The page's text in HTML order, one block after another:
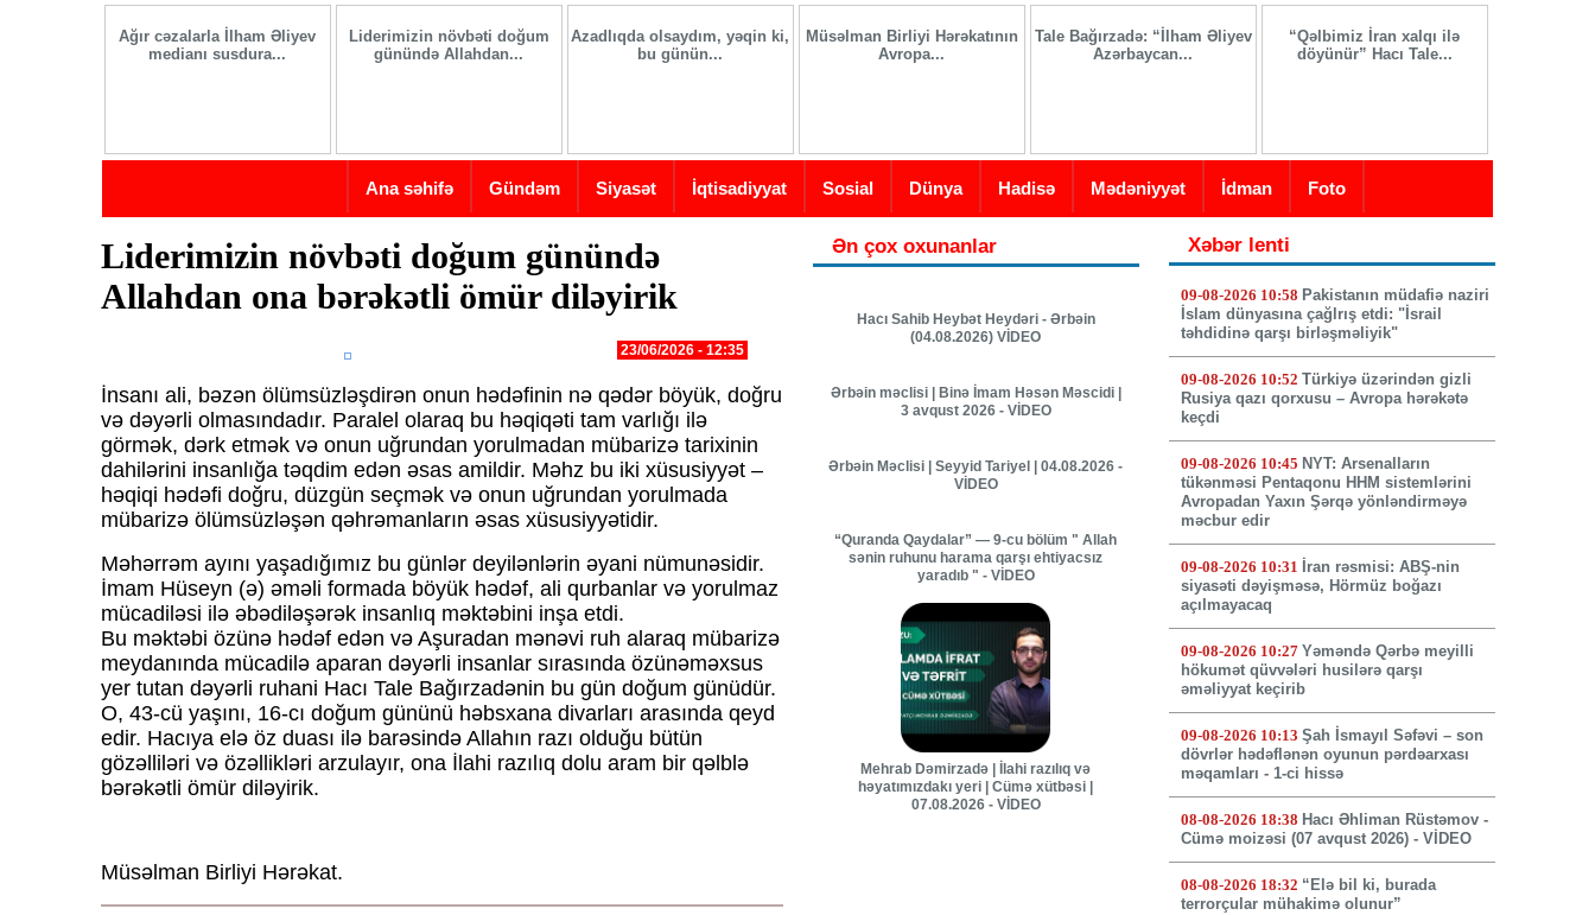
Skip to main content
Ağır cəzalarla İlham Əliyev
medianı susdura...
Liderimizin növbəti doğum
günündə Allahdan...
Azadlıqda olsaydım, yəqin ki,
bu günün...
Müsəlman Birliyi Hərəkatının
Avropa...
Tale Bağırzadə: “İlham Əliyev
Azərbaycan...
“Qəlbimiz İran xalqı ilə
döyünür” Hacı Tale...
Ana səhifə Gündəm Siyasət İqtisadiyyat Sosial Dünya Hadisə Mədəniyyət İdman Foto
Liderimizin növbəti doğum günündə
Allahdan ona bərəkətli ömür diləyirik
23/06/2026 - 12:35
İnsanı ali, bəzən ölümsüzləşdirən onun hədəfinin nə qədər böyük, doğru
və dəyərli olmasındadır. Paralel olaraq bu həqiqəti tam varlığı ilə
görmək, dərk etmək və onun uğrundan yorulmadan mübarizə tarixinin
dahilərini insanlığa təqdim edən əsas amildir. Məhz bu iki xüsusiyyət –
həqiqi hədəfi doğru, düzgün seçmək və onun uğrundan yorulmada
mübarizə ölümsüzləşən qəhrəmanların əsas xüsusiyyətidir.
Məhərrəm ayını yaşadığımız bu günlər deyilənlərin əyani nümunəsidir.
İmam Hüseyn (ə) əməli formada böyük hədəf, ali qurbanlar və yorulmaz
mücadiləsi ilə əbədiləşərək insanlıq məktəbini inşa etdi.
Bu məktəbi özünə hədəf edən və Aşuradan mənəvi ruh alaraq mübarizə
meydanında mücadilə aparan dəyərli insanlar sırasında özünəməxsus
yer tutan dəyərli ruhani Hacı Tale Bağırzadənin bu gün doğum günüdür.
O, 43-cü yaşını, 16-cı doğum gününü həbsxana divarları arasında qeyd
edir. Hacıya elə öz duası ilə barəsində Allahın razı olduğu bütün
gözəlliləri və özəllikləri arzulayır, ona İlahi razılıq dolu aram bir qəlblə
bərəkətli ömür diləyirik.
Müsəlman Birliyi Hərəkat.
Ən çox oxunanlar
Hacı Sahib Heybət Heydəri - Ərbəin
(04.08.2026) VİDEO
Ərbəin məclisi | Binə İmam Həsən Məscidi |
3 avqust 2026 - VİDEO
Ərbəin Məclisi | Seyyid Tariyel | 04.08.2026 -
VİDEO
“Quranda Qaydalar” — 9-cu bölüm " Allah
sənin ruhunu harama qarşı ehtiyacsız
yaradıb " - VİDEO
Mehrab Dəmirzadə | İlahi razılıq və
həyatımızdakı yeri | Cümə xütbəsi |
07.08.2026 - VİDEO
Xəbər lenti
09-08-2026 10:58 Pakistanın müdafiə naziri
İslam dünyasına çağlrış etdi: "İsrail
təhdidinə qarşı birləşməliyik"
09-08-2026 10:52 Türkiyə üzərindən gizli
Rusiya qazı qorxusu – Avropa hərəkətə
keçdi
09-08-2026 10:45 NYT: Arsenalların
tükənməsi Pentaqonu HHM sistemlərini
Avropadan Yaxın Şərqə yönləndirməyə
məcbur edir
09-08-2026 10:31 İran rəsmisi: ABŞ-nin
siyasəti dəyişməsə, Hörmüz boğazı
açılmayacaq
09-08-2026 10:27 Yəməndə Qərbə meyilli
hökumət qüvvələri husilərə qarşı
əməliyyat keçirib
09-08-2026 10:13 Şah İsmayıl Səfəvi – son
dövrlər hədəflənən oyunun pərdəarxası
məqamları - 1-ci hissə
08-08-2026 18:38 Hacı Əhliman Rüstəmov -
Cümə moizəsi (07 avqust 2026) - VİDEO
08-08-2026 18:32 “Elə bil ki, burada
terrorçular mühakimə olunur”